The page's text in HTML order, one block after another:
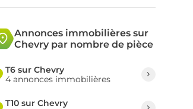
Annonces immobilières sur
Chevry par nombre de pièce
T6 sur Chevry
4 annonces immobilières
T10 sur Chevry